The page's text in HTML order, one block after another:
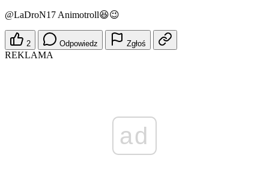
@LaDroN17 Animotroll😆😉
2 Odpowiedz Zgłoś
REKLAMA
ad